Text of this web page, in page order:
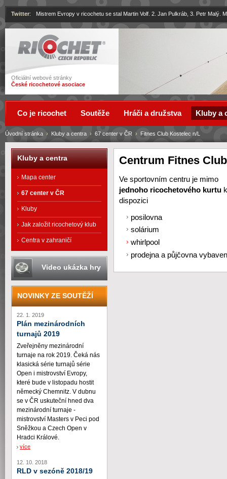
Ricochet
Oficiální webové stránky
České ricochetové asociace
Twitter: Mistrem Evropy v ricochetu se stal Martin Volf. 2. Jan Pulkráb, 3. Petr Malý.
Centrum Fitnes
Ve sportovním centru je mimo
jednoho ricochetového kurtu k
dispozici
posilovna
solárium
whirlpool
prodejna a půjčovna
Úvodní stránka › Kluby a centra › 67 center v ČR › Fitnes Club Kostelec n/L
Co je ricochet Soutěže Hráči a družstva Kluby a
Kluby a centra
Mapa center
67 center v ČR
Kluby
Jak založit ricochetový klub
Centra v zahraničí
Video ukázka hry
NOVINKY ZE SOUTĚŽÍ
22. 1. 2019
Plán mezinárodních
turnajů 2019
Zveřejněny mezinárodní
turnaje na rok 2019. Čeká nás
klasická série turnajů série
Open i mistrovství Evropy,
které bude v listopadu hostit
německý Chemnitz. V dubnu
se v ČR uskuteční hned dva
mezinárodní turnaje -
mistrovství Masters v Peci pod
Sněžkou a Czech Open v
Hradci Králové.
více
12. 10. 2018
RLD v sezóně 2018/19